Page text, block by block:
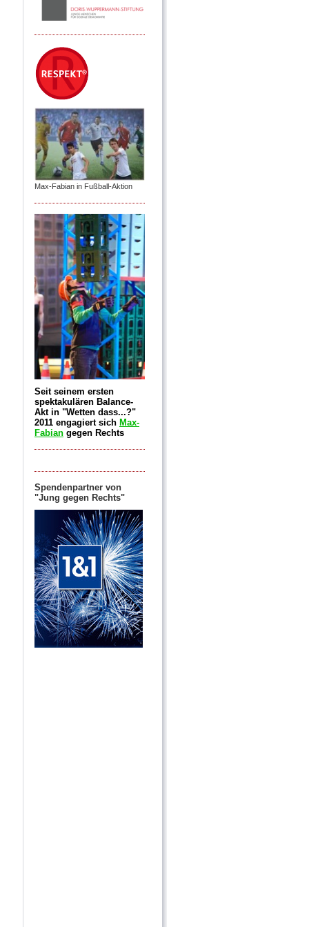
Max-Fabian in Fußball-Aktion
Seit seinem ersten
spektakulären Balance-
Akt in "Wetten dass...?"
2011 engagiert sich Max-
Fabian gegen Rechts
Spendenpartner von
"Jung gegen Rechts"